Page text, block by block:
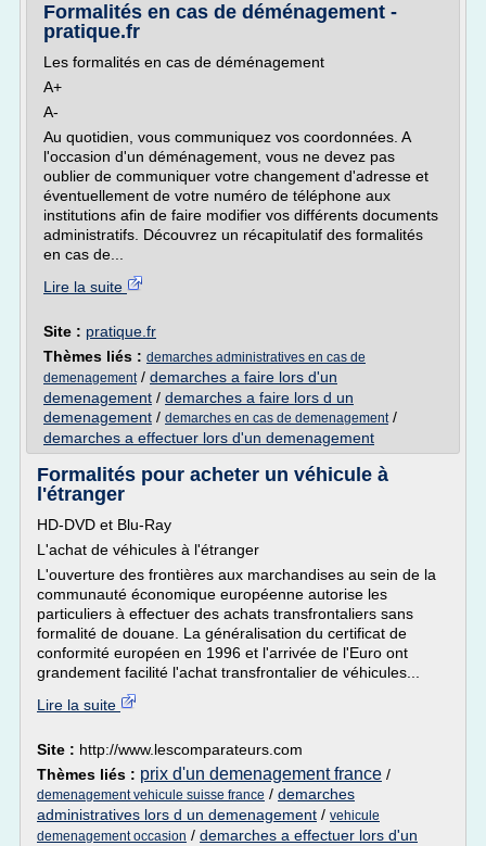
Formalités en cas de déménagement -
pratique.fr
Les formalités en cas de déménagement
A+
A-
Au quotidien, vous communiquez vos coordonnées. A
l'occasion d'un déménagement, vous ne devez pas
oublier de communiquer votre changement d'adresse et
éventuellement de votre numéro de téléphone aux
institutions afin de faire modifier vos différents documents
administratifs. Découvrez un récapitulatif des formalités
en cas de...
Lire la suite
Site : pratique.fr
Thèmes liés : demarches administratives en cas de
demenagement/ demarches a faire lors d'un
demenagement / demarches a faire lors d un
demenagement / demarches en cas de demenagement/
demarches a effectuer lors d'un demenagement
Formalités pour acheter un véhicule à
l'étranger
HD-DVD et Blu-Ray
L'achat de véhicules à l'étranger
L'ouverture des frontières aux marchandises au sein de la
communauté économique européenne autorise les
particuliers à effectuer des achats transfrontaliers sans
formalité de douane. La généralisation du certificat de
conformité européen en 1996 et l'arrivée de l'Euro ont
grandement facilité l'achat transfrontalier de véhicules...
Lire la suite
Site : http://www.lescomparateurs.com
Thèmes liés : prix d'un demenagement france /
demenagement vehicule suisse france / demarches
administratives lors d un demenagement / vehicule
demenagement occasion / demarches a effectuer lors d'un